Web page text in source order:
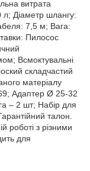
витрата
л; Діаметр шлангу:
7,5 м; Вага:
Пилосос
Всмоктувальні
складчастий
матеріалу
Адаптер Ø 25-32
– 2 шт; Набір для
талон.
роботі з різними
для